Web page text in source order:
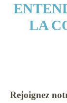
LA
Rejoignez